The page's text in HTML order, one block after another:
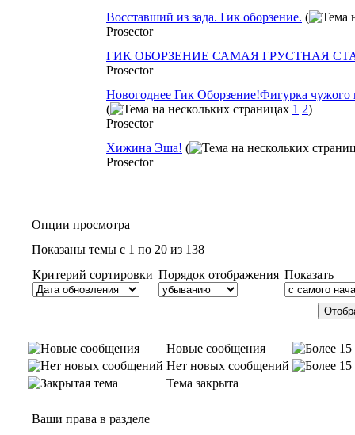
Восставший из зада. Гик оборзение. (
Prosector
ГИК ОБОРЗЕНИЕ САМАЯ ГРУСТНАЯ
Prosector
Новогоднее Гик Оборзение!Фигурка чужого
(
1 2)
Prosector
Хижина Эша! (
Prosector
Опции просмотра
Показаны темы с 1 по 20 из 138
Критерий сортировки Порядок отображения Показать
Новые сообщения
Нет новых сообщений
Тема закрыта
Ваши права в разделе